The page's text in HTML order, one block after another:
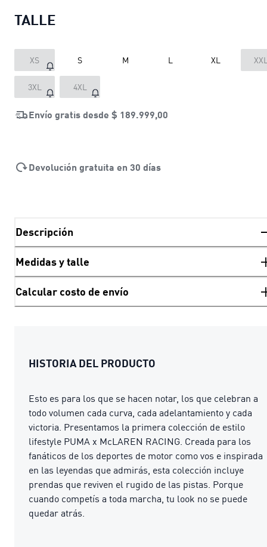
TALLE
XS S M L XL
3XL 4XL
Envío gratis desde $ 189.999,00
Devolución gratuita en 30 días
Descripción
Medidas y talle
Calcular costo de envío
HISTORIA DEL PRODUCTO
Esto es para los que se hacen notar, los que celebran a
todo volumen cada curva, cada adelantamiento y cada
victoria. Presentamos la primera colección de estilo
lifestyle PUMA x McLAREN RACING. Creada para los
fanáticos de los deportes de motor como vos e inspirada
en las leyendas que admirás, esta colección incluye
prendas que reviven el rugido de las pistas. Porque
cuando competís a toda marcha, tu look no se puede
quedar atrás.